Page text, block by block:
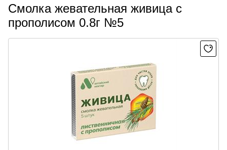
Смолка жевательная живица с
прополисом 0.8г №5